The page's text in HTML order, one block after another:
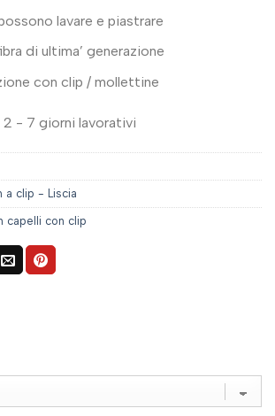
lavare e piastrare
di ultima’ generazione
con clip / mollettine
2 - 7 giorni lavorativi
a clip - Liscia
capelli con clip